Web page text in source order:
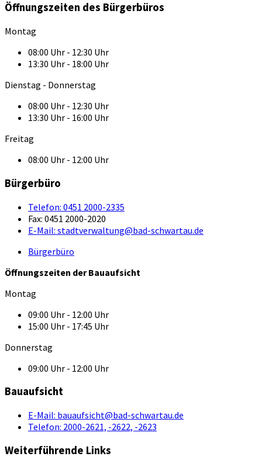
Öffnungszeiten des Bürgerbüros
Montag
08:00 Uhr - 12:30 Uhr
13:30 Uhr - 18:00 Uhr
Dienstag - Donnerstag
08:00 Uhr - 12:30 Uhr
13:30 Uhr - 16:00 Uhr
Freitag
08:00 Uhr - 12:00 Uhr
Bürgerbüro
Telefon: 0451 2000-2335
Fax: 0451 2000-2020
E-Mail: stadtverwaltung@bad-schwartau.de
Bürgerbüro
Öffnungszeiten der Bauaufsicht
Montag
09:00 Uhr - 12:00 Uhr
15:00 Uhr - 17:45 Uhr
Donnerstag
09:00 Uhr - 12:00 Uhr
Bauaufsicht
E-Mail: bauaufsicht@bad-schwartau.de
Telefon: 2000-2621, -2622, -2623
Weiterführende Links